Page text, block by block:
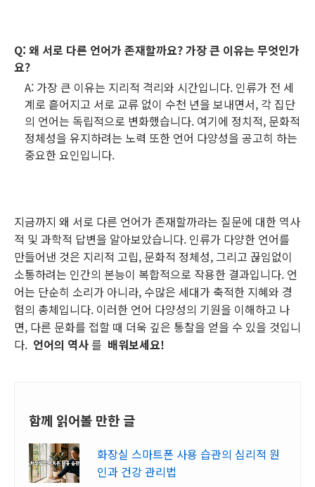
Q: 왜 서로 다른 언어가 존재할까요? 가장 큰 이유는 무엇인가
요?
A: 가장 큰 이유는 지리적 격리와 시간입니다. 인류가 전 세
계로 흩어지고 서로 교류 없이 수천 년을 보내면서, 각 집단
의 언어는 독립적으로 변화했습니다. 여기에 정치적, 문화적
정체성을 유지하려는 노력 또한 언어 다양성을 공고히 하는
중요한 요인입니다.
지금까지 왜 서로 다른 언어가 존재할까라는 질문에 대한 역사
적 및 과학적 답변을 알아보았습니다. 인류가 다양한 언어를
만들어낸 것은 지리적 고립, 문화적 정체성, 그리고 끊임없이
소통하려는 인간의 본능이 복합적으로 작용한 결과입니다. 언
어는 단순히 소리가 아니라, 수많은 세대가 축적한 지혜와 경
험의 총체입니다. 이러한 언어 다양성의 기원을 이해하고 나
면, 다른 문화를 접할 때 더욱 깊은 통찰을 얻을 수 있을 것입니
다. 언어의 역사를 배워보세요!
함께 읽어볼 만한 글
화장실 스마트폰 사용 습관의 심리적 원
인과 건강 관리법